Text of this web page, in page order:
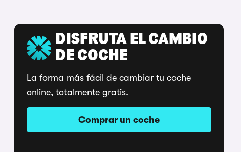
DISFRUTA EL CAMBIO
DE COCHE
La forma más fácil de cambiar tu coche
online, totalmente gratis.
Comprar un coche